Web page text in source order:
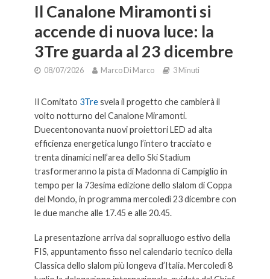
Il Canalone Miramonti si
accende di nuova luce: la
3Tre guarda al 23 dicembre
08/07/2026 Marco Di Marco 3 Minuti
Il Comitato 3Tresvela il progetto che cambierà il
volto notturno del Canalone Miramonti.
Duecentonovanta nuovi proiettori LED ad alta
efficienza energetica lungo l’intero tracciato e
trenta dinamici nell’area dello Ski Stadium
trasformeranno la pista di Madonna di Campiglio in
tempo per la 73esima edizione dello slalom di Coppa
del Mondo, in programma mercoledì 23 dicembre con
le due manche alle 17.45 e alle 20.45.
La presentazione arriva dal sopralluogo estivo della
FIS, appuntamento fisso nel calendario tecnico della
Classica dello slalom più longeva d’Italia. Mercoledì 8